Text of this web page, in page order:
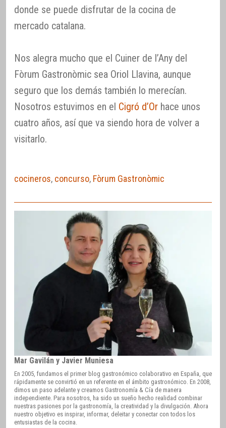
donde se puede disfrutar de la cocina de
mercado catalana.
Nos alegra mucho que el Cuiner de l’Any del
Fòrum Gastronòmic sea Oriol Llavina, aunque
seguro que los demás también lo merecían.
Nosotros estuvimos en el Cigró d’Or hace unos
cuatro años, así que va siendo hora de volver a
visitarlo.
cocineros, concurso, Fòrum Gastronòmic
Mar Gavilán y Javier Muniesa
En 2005, fundamos el primer blog gastronómico colaborativo en España, que
rápidamente se convirtió en un referente en el ámbito gastronómico. En 2008,
dimos un paso adelante y creamos Gastronomía & Cía de manera
independiente. Para nosotros, ha sido un sueño hecho realidad combinar
nuestras pasiones por la gastronomía, la creatividad y la divulgación. Ahora
nuestro objetivo es inspirar, informar, deleitar y conectar con todos los
entusiastas de la cocina.